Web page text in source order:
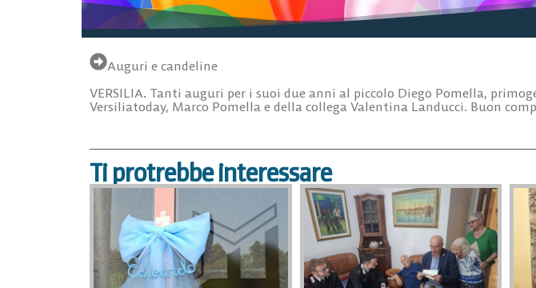
Auguri e candeline
VERSILIA. Tanti auguri per i suoi due anni al piccolo Diego Pomella,
Versiliatoday, Marco Pomella e della collega Valentina Landucci. Buon
Ti protrebbe interessare